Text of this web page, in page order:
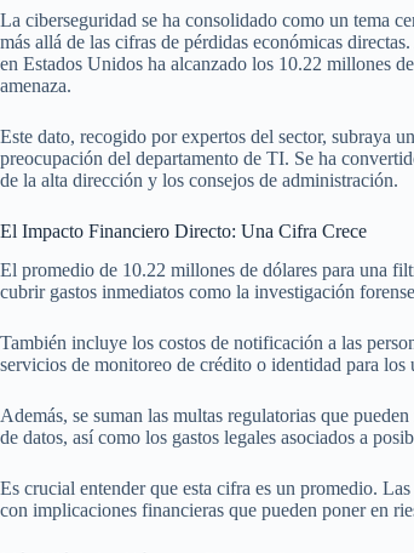
La ciberseguridad se ha consolidado como un tema
más allá de las cifras de pérdidas económicas
en Estados Unidos ha alcanzado los 10.22 millones
amenaza.
Este dato, recogido por expertos del sector, subraya
preocupación del departamento de TI. Se ha
de la alta dirección y los consejos de administración.
El Impacto Financiero Directo: Una Cifra Crece
El promedio de 10.22 millones de dólares para una
cubrir gastos inmediatos como la investigación
También incluye los costos de notificación a las
servicios de monitoreo de crédito o identidad para los
Además, se suman las multas regulatorias que
de datos, así como los gastos legales asociados a
Es crucial entender que esta cifra es un promedio.
con implicaciones financieras que pueden poner en